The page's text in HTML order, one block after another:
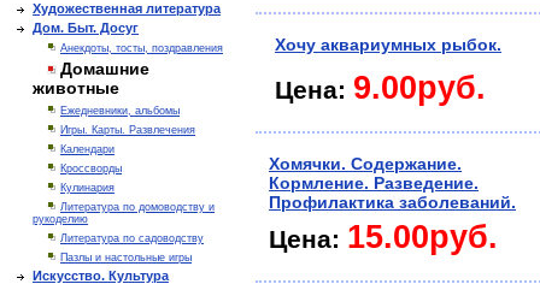
Художественная литература
Дом. Быт. Досуг
Анекдоты, тосты, поздравления
Домашние
животные
Ежедневники, альбомы
Игры. Карты. Развлечения
Календари
Кроссворды
Кулинария
Литература по домоводству и
рукоделию
Литература по садоводству
Пазлы и настольные игры
Искусство. Культура
Хочу аквариумных рыбок.
Цена: 9.00руб.
Хомячки. Содержание.
Кормление. Разведение.
Профилактика заболеваний.
Цена: 15.00руб.